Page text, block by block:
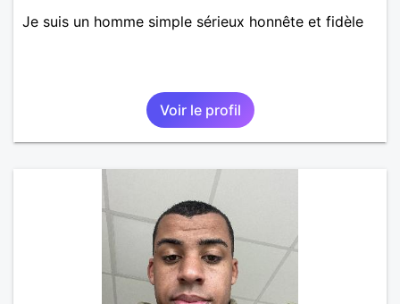
Je suis un homme simple sérieux honnête et fidèle
Voir le profil